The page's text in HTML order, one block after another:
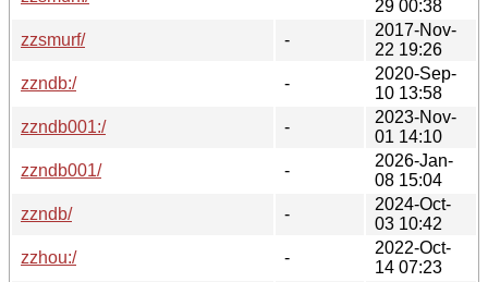
29 00:38
zzsmurf/
-
2017-Nov-
22 19:26
zzndb:/
-
2020-Sep-
10 13:58
zzndb001:/
-
2023-Nov-
01 14:10
zzndb001/
-
2026-Jan-
08 15:04
zzndb/
-
2024-Oct-
03 10:42
zzhou:/
-
2022-Oct-
14 07:23